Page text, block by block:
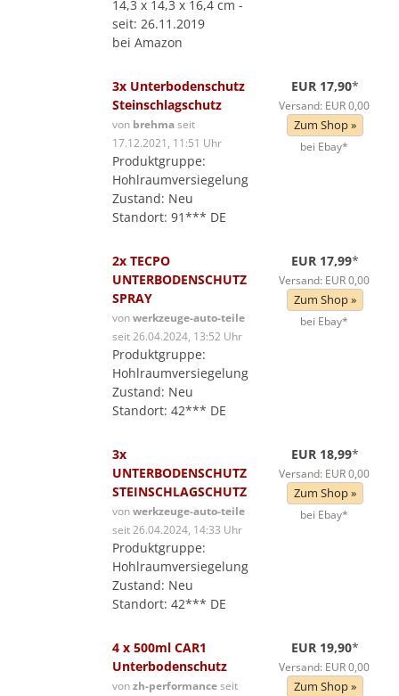
14,3 x 14,3 x 16,4 cm -
seit: 26.11.2019
bei Amazon
3x Unterbodenschutz
Steinschlagschutz
von brehmaseit
17.12.2021, 11:51 Uhr
Produktgruppe:
Hohlraumversiegelung
Zustand: Neu
Standort: 91*** DE
EUR 17,90*
Versand: EUR 0,00
Zum Shop »
bei Ebay*
2x TECPO
UNTERBODENSCHUTZ
SPRAY
vonwerkzeuge-auto-teile
seit 26.04.2024, 13:52 Uhr
Produktgruppe:
Hohlraumversiegelung
Zustand: Neu
Standort: 42*** DE
EUR 17,99*
Versand: EUR 0,00
Zum Shop »
bei Ebay*
3x
UNTERBODENSCHUTZ
STEINSCHLAGSCHUTZ
vonwerkzeuge-auto-teile
seit 26.04.2024, 14:33 Uhr
Produktgruppe:
Hohlraumversiegelung
Zustand: Neu
Standort: 42*** DE
EUR 18,99*
Versand: EUR 0,00
Zum Shop »
bei Ebay*
4 x 500ml CAR1
Unterbodenschutz
vonzh-performanceseit
EUR 19,90*
Versand: EUR 0,00
Zum Shop »